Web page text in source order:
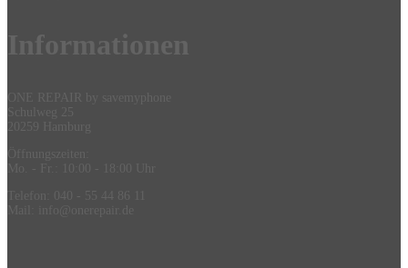
Information en
ONE REPAIR by savemyphone
Schulweg 25